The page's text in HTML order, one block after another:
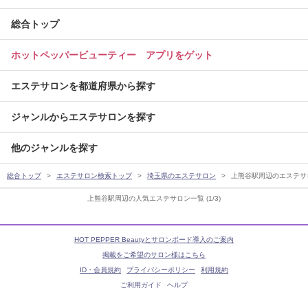
上熊谷駅周辺の人気エステサロン一覧 (1/3)
総合トップ
ホットペッパービューティー アプリをゲット
エステサロンを都道府県から探す
ジャンルからエステサロンを探す
他のジャンルを探す
総合トップ エステサロン検索トップ 埼玉県のエステサロン 上熊谷駅周辺のエステ
HOT PEPPER Beautyとサロンボード導入のご案内
掲載をご希望のサロン様はこちら
ID・会員規約
プライバシーポリシー
利用規約
ご利用ガイド
ヘルプ